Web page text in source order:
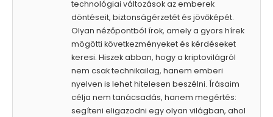
technológiai változások az emberek
döntéseit, biztonságérzetét és jövőképét.
Olyan nézőpontból írok, amely a gyors hírek
mögötti következményeket és kérdéseket
keresi. Hiszek abban, hogy a kriptovilágról
nem csak technikailag, hanem emberi
nyelven is lehet hitelesen beszélni. Írásaim
célja nem tanácsadás, hanem megértés:
segíteni eligazodni egy olyan világban, ahol